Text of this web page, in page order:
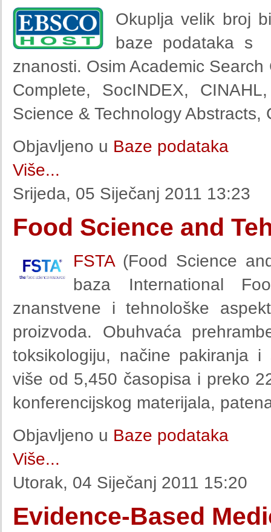
Okuplja velik broj
baze podataka s
znanosti. Osim Academic
Complete, SocINDEX,
Science & Technology Abstracts,
Objavljeno u Baze podataka
Više...
Srijeda, 05 Siječanj 2011 13:23
Food Science and
FSTA(Food Science
baza International
znanstvene i tehnološke
proizvoda. Obuhvaća
toksikologiju, načine pakiranja
više od 5,450 časopisa i preko
konferencijskog materijala,
Objavljeno u Baze podataka
Više...
Utorak, 04 Siječanj 2011 15:20
Evidence-Based